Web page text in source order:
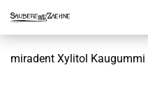
miradent Xylitol